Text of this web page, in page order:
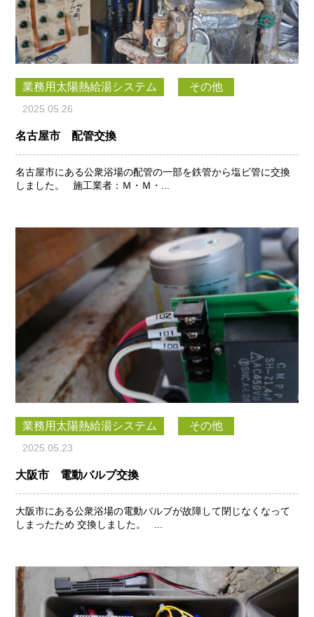
業務用太陽熱給湯システム その他
2025.05.26
名古屋市 配管交換
名古屋市にある公衆浴場の配管の一部を鉄管から塩ビ管に交換
しました。 施工業者：Ｍ・Ｍ・...
業務用太陽熱給湯システム その他
2025.05.23
大阪市 電動バルブ交換
大阪市にある公衆浴場の電動バルブが故障して閉じなくなって
しまったため 交換しました。 ...